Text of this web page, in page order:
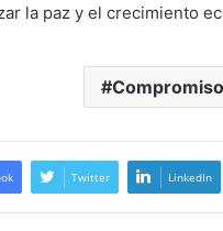
la paz y el crecimiento
Compromiso
Twitter LinkedIn